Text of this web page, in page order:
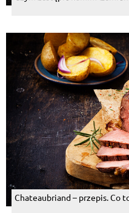
Chateaubriand – przepis. Co